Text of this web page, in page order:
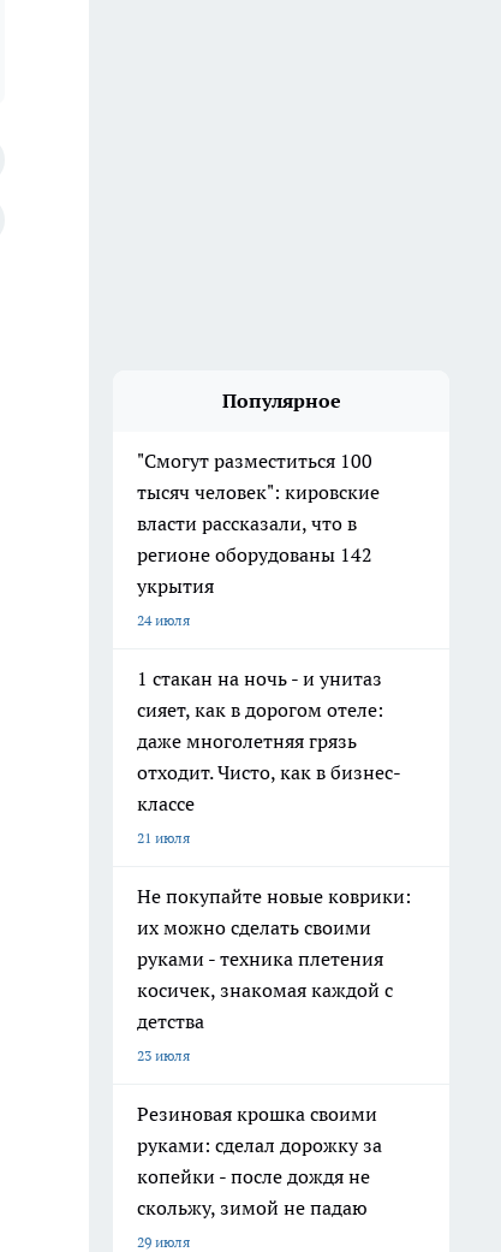
Популярное
"Смогут разместиться 100
тысяч человек": кировские
власти рассказали, что в
регионе оборудованы 142
укрытия
24 июля
1 стакан на ночь - и унитаз
сияет, как в дорогом отеле:
даже многолетняя грязь
отходит. Чисто, как в бизнес-
классе
21 июля
Не покупайте новые коврики:
их можно сделать своими
руками - техника плетения
косичек, знакомая каждой с
детства
23 июля
Резиновая крошка своими
руками: сделал дорожку за
копейки - после дождя не
скольжу, зимой не падаю
29 июля